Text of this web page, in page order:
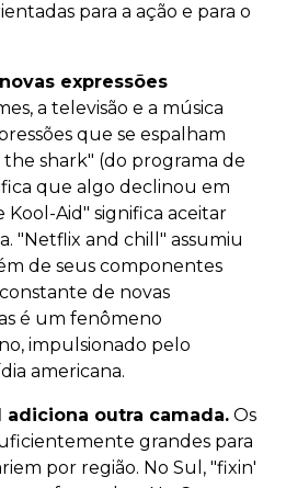
para a ação e para o
expressões
a televisão e a música
que se espalham
shark" (do programa de
que algo declinou em
Aid" significa aceitar
"Netflix and chill" assumiu
de seus componentes
constante de novas
é um fenômeno
impulsionado pelo
americana.
outra camada. Os
grandes para
por região. No Sul, "fixin'